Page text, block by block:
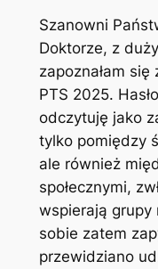
Szanowni
Doktorze, z
zapoznałam
PTS 2025.
odczytuję jako
tylko pomiędzy
ale również
społecznymi,
wspierają grupy
sobie zatem
przewidziano